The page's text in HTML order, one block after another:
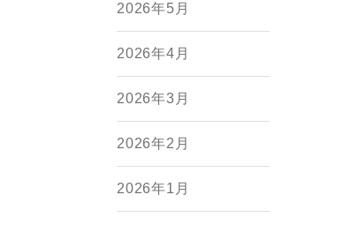
2026年5月
2026年4月
2026年3月
2026年2月
2026年1月